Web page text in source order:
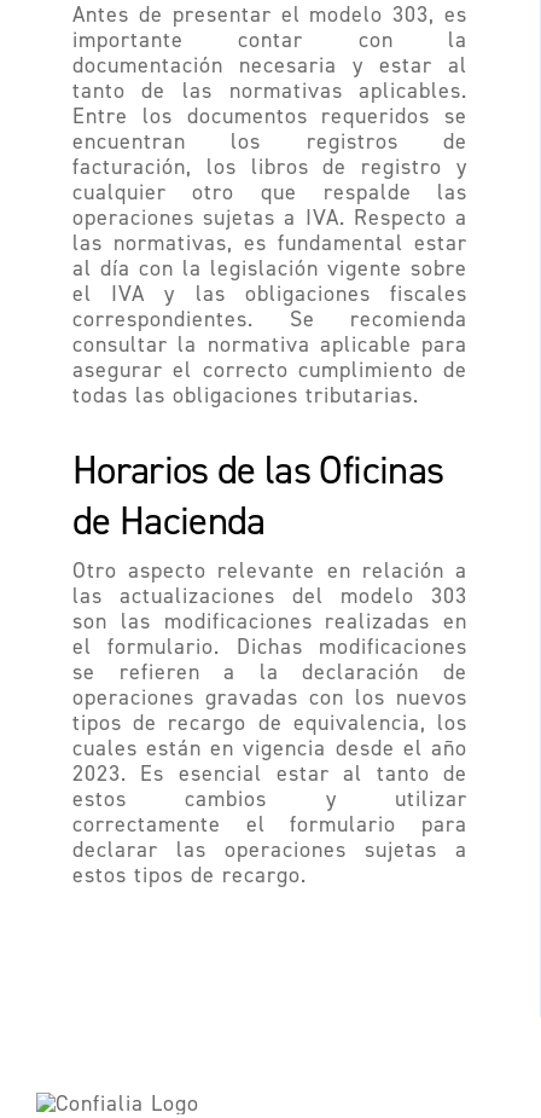
Antes de presentar el modelo 303, es
importante contar con la
documentación necesaria y estar al
tanto de las normativas aplicables.
Entre los documentos requeridos se
encuentran los registros de
facturación, los libros de registro y
cualquier otro que respalde las
operaciones sujetas a IVA. Respecto a
las normativas, es fundamental estar
al día con la legislación vigente sobre
el IVA y las obligaciones fiscales
correspondientes. Se recomienda
consultar la normativa aplicable para
asegurar el correcto cumplimiento de
todas las obligaciones tributarias.
Horarios de las Oficinas
de Hacienda
Otro aspecto relevante en relación a
las actualizaciones del modelo 303
son las modificaciones realizadas en
el formulario. Dichas modificaciones
se refieren a la declaración de
operaciones gravadas con los nuevos
tipos de recargo de equivalencia, los
cuales están en vigencia desde el año
2023. Es esencial estar al tanto de
estos cambios y utilizar
correctamente el formulario para
declarar las operaciones sujetas a
estos tipos de recargo.